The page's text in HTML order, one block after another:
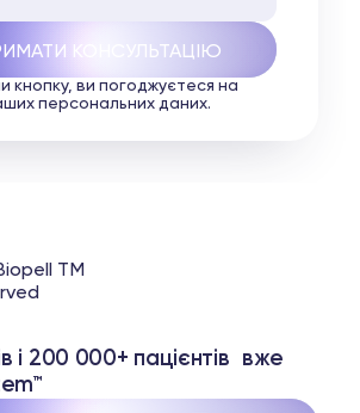
кнопку, ви погоджуєтеся на
персональних даних.
TM
і 200 000+ пацієнтів вже